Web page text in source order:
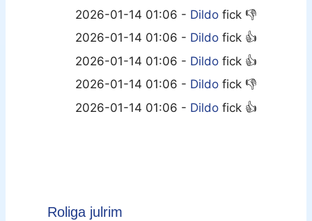
2026-01-14 01:06 - Dildo fick 👎
2026-01-14 01:06 - Dildo fick 👍
2026-01-14 01:06 - Dildo fick 👍
2026-01-14 01:06 - Dildo fick 👎
2026-01-14 01:06 - Dildo fick 👍
Roliga julrim